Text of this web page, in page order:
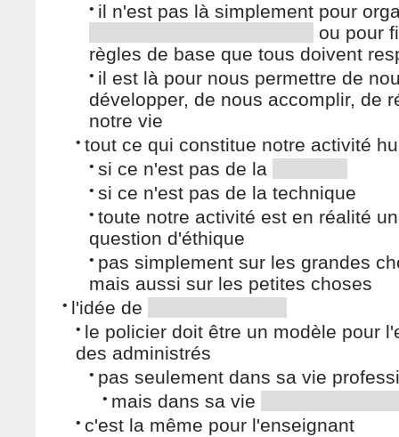
• il n'est pas là simplement pour
ou pour
règles de base que tous doivent
• il est là pour nous permettre de
développer, de nous accomplir, de
notre vie
• tout ce qui constitue notre activité
• si ce n'est pas de la
• si ce n'est pas de la technique
• toute notre activité est en réalité
question d'éthique
• pas simplement sur les grandes
mais aussi sur les petites choses
• l'idée de
• le policier doit être un modèle pour
des administrés
• pas seulement dans sa vie
• mais dans sa vie
• c'est la même pour l'enseignant